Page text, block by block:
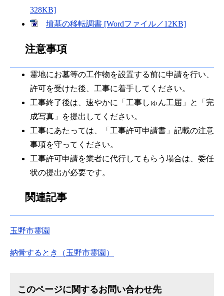
328KB]
墳墓の移転調書 [Wordファイル／12KB]
注意事項
霊地にお墓等の工作物を設置する前に申請を行い、
許可を受けた後、工事に着手してください。
工事終了後は、速やかに「工事しゅん工届」と「完
成写真」を提出してください。
工事にあたっては、「工事許可申請書」記載の注意
事項を守ってください。
工事許可申請を業者に代行してもらう場合は、委任
状の提出が必要です。
関連記事
玉野市霊園
納骨するとき（玉野市霊園）
このページに関するお問い合わせ先